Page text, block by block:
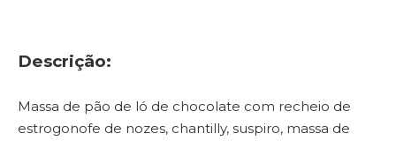
Descrição:
Massa de pão de ló de chocolate com recheio de
estrogonofe de nozes, chantilly, suspiro, massa de